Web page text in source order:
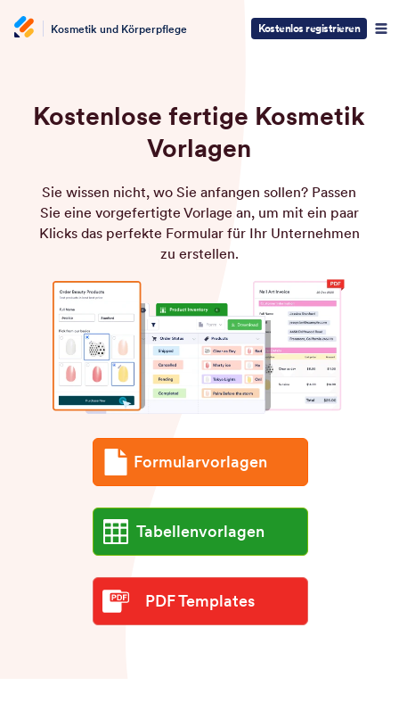
Kosmetik und Körperpflege Kostenlos registrieren
Formularvorlagen
Tabellenvorlagen
PDF Templates
Kostenlose fertige Kosmetik
Vorlagen
Sie wissen nicht, wo Sie anfangen sollen? Passen
Sie eine vorgefertigte Vorlage an, um mit ein paar
Klicks das perfekte Formular für Ihr Unternehmen
zu erstellen.